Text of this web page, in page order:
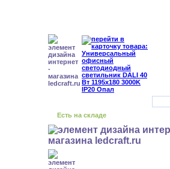
Есть на складе